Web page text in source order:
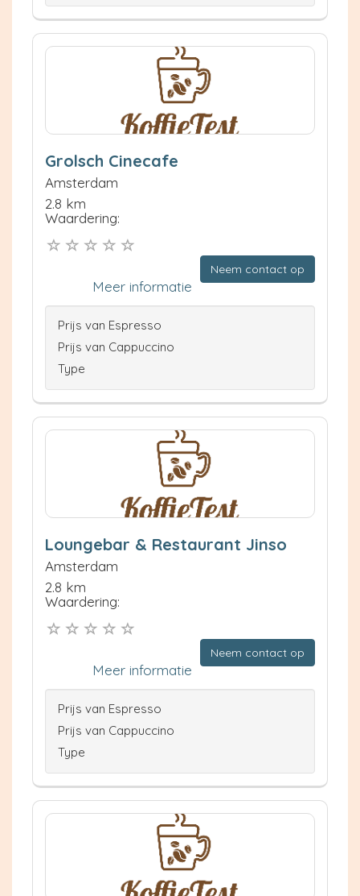
Grolsch Cinecafe
Amsterdam
2.8 km
Waardering:
Neem contact op
Meer informatie
Prijs van Espresso
Prijs van Cappuccino
Type
Loungebar & Restaurant Jinso
Amsterdam
2.8 km
Waardering:
Neem contact op
Meer informatie
Prijs van Espresso
Prijs van Cappuccino
Type